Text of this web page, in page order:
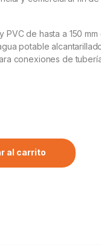
de hasta a 150 mm
potable
conexiones de
al carrito